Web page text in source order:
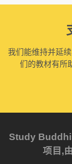
我们能维持并延
们的教材有所
Study
项目,